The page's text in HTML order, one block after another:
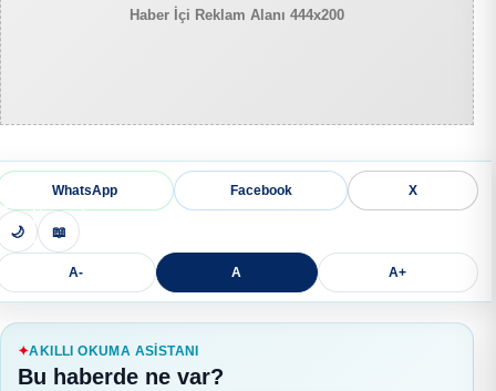
Haber İçi Reklam Alanı 444x200
WhatsApp Facebook X
🌙 📖
A- A A+
AKILLI OKUMA ASISTANI
Bu haberde ne var?